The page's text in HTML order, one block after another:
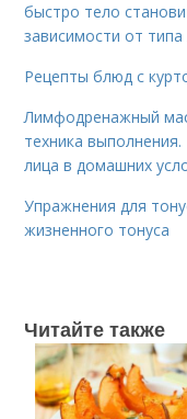
быстро тело
зависимости от типа
Рецепты блюд с
Лимфодренажный
техника
лица в домашних
Упражнения для
жизненного тонуса
Читайте также